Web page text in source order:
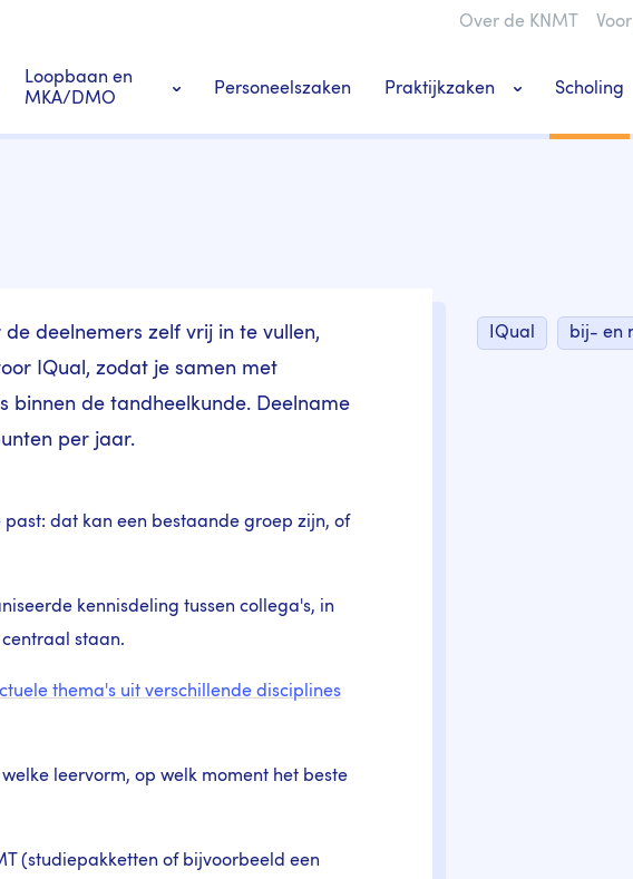
Over de KNMT
Loopbaan en
MKA/DMO
Personeelszaken Praktijkzaken Scholing
deelnemers zelf vrij in te vullen,
IQual, zodat je samen met
binnen de tandheelkunde. Deelname
per jaar.
dat kan een bestaande groep zijn, of
kennisdeling tussen collega's, in
staan.
thema's uit verschillende disciplines
leervorm, op welk moment het beste
(studiepakketten of bijvoorbeeld een
IQual bij- en